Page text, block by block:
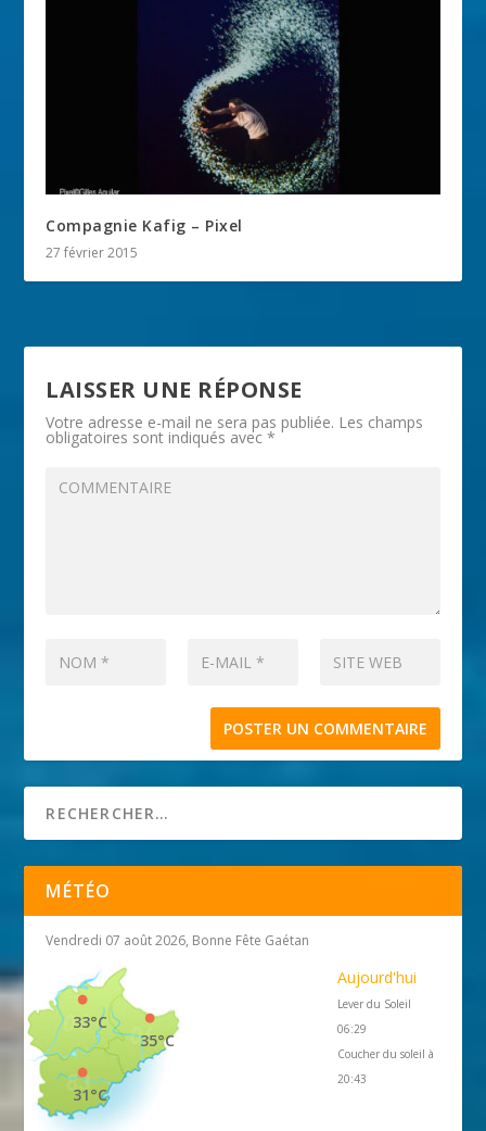
Compagnie Kafig – Pixel
27 février 2015
LAISSER UNE RÉPONSE
Votre adresse e-mail ne sera pas publiée. Les champs
obligatoires sont indiqués avec*
MÉTÉO
Vendredi 07 août 2026, Bonne Fête Gaétan
35°C
33°C
31°C
Aujourd'hui
Lever du Soleil
06:29
Coucher du soleil à
20:43